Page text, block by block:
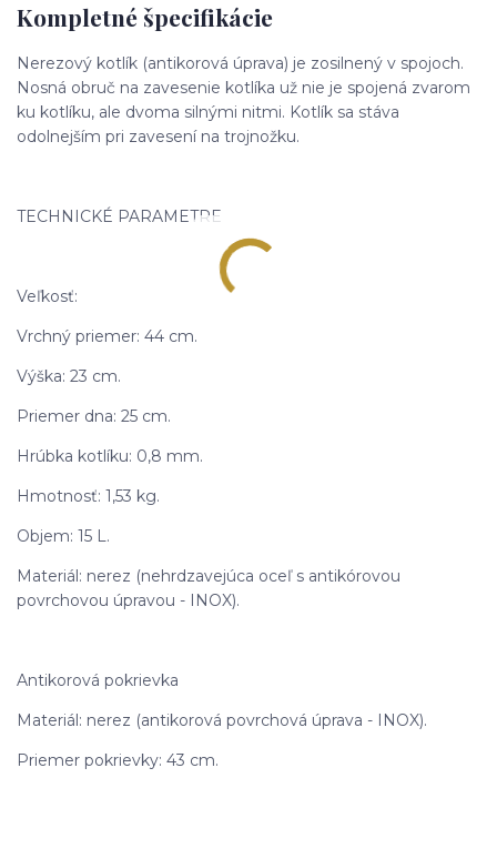
Kompletné špecifikácie
Nerezový kotlík (antikorová úprava) je zosilnený v spojoch.
Nosná obruč na zavesenie kotlíka už nie je spojená zvarom
ku kotlíku, ale dvoma silnými nitmi. Kotlík sa stáva
odolnejším pri zavesení na trojnožku.
TECHNICKÉ PARAMETRE
Veľkosť:
Vrchný priemer: 44 cm.
Výška: 23 cm.
Priemer dna: 25 cm.
Hrúbka kotlíku: 0,8 mm.
Hmotnosť: 1,53 kg.
Objem: 15 L.
Materiál: nerez (nehrdzavejúca oceľ s antikórovou
povrchovou úpravou - INOX).
Antikorová pokrievka
Materiál: nerez (antikorová povrchová úprava - INOX).
Priemer pokrievky: 43 cm.